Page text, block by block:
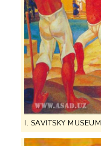
I. SAVITSKY MUSEUM